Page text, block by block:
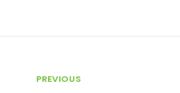
PREVIOUS